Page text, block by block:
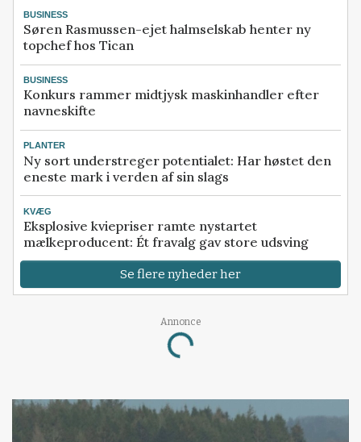
BUSINESS
Søren Rasmussen-ejet halmselskab henter ny
topchef hos Tican
BUSINESS
Konkurs rammer midtjysk maskinhandler efter
navneskifte
PLANTER
Ny sort understreger potentialet: Har høstet den
eneste mark i verden af sin slags
KVÆG
Eksplosive kviepriser ramte nystartet
mælkeproducent: Ét fravalg gav store udsving
Se flere nyheder her
Annonce
Loading...